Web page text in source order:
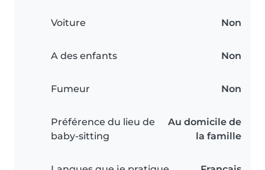
Voiture Non
A des enfants Non
Fumeur Non
Préférence du lieu de
baby-sitting
Au domicile de
la famille